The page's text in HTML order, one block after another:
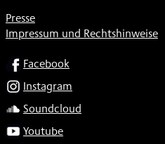
Presse
Impressum und Rechtshinweise
SOCIALFacebook
Instagram
Soundcloud
Youtube